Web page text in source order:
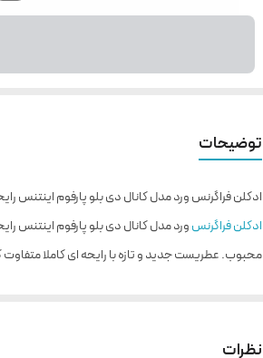
توضیحات
ادکلن فراگرنس ورد مدل کانال دی بلو پارفوم اینتنس
ادکلن فراگرنسورد مدل کانال دی بلو پارفوم اینتنس رایحه بلو
محبوب. عطریست جدید و تازه با رایحه ای کاملا
حاصل از رایحه زنجبیل با خود به همراه دارد. در
نظرات